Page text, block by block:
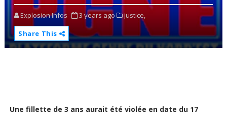
Explosion Infos 3 years ago
justice,
Share This
Une fillette de 3 ans aurait été violée en date du 17